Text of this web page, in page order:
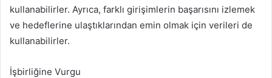
kullanabilirler. Ayrıca, farklı girişimlerin başarısını izlemek
ve hedeflerine ulaştıklarından emin olmak için verileri de
kullanabilirler.
İşbirliğine Vurgu